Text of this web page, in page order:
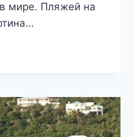
мире. Пляжей на